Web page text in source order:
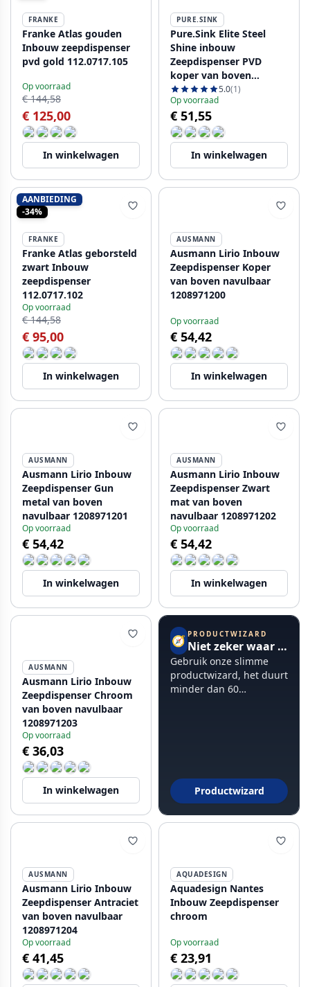
FRANKE
Franke Atlas gouden
Inbouw zeepdispenser
pvd gold 112.0717.105
Op voorraad
€ 144,58
€ 125,00
In winkelwagen
PURE.SINK
Pure.Sink Elite Steel
Shine inbouw
Zeepdispenser PVD
koper van boven
navulbaar PS9010-62
5.0(1)
Op voorraad
€ 51,55
In winkelwagen
AANBIEDING
-34%
FRANKE
Franke Atlas geborsteld
zwart Inbouw
zeepdispenser
112.0717.102
Op voorraad
€ 144,58
€ 95,00
In winkelwagen
AUSMANN
Ausmann Lirio Inbouw
Zeepdispenser Koper
van boven navulbaar
1208971200
Op voorraad
€ 54,42
In winkelwagen
AUSMANN
Ausmann Lirio Inbouw
Zeepdispenser Gun
metal van boven
navulbaar 1208971201
Op voorraad
€ 54,42
In winkelwagen
AUSMANN
Ausmann Lirio Inbouw
Zeepdispenser Zwart
mat van boven
navulbaar 1208971202
Op voorraad
€ 54,42
In winkelwagen
AUSMANN
Ausmann Lirio Inbouw
Zeepdispenser Chroom
van boven navulbaar
1208971203
Op voorraad
€ 36,03
In winkelwagen
🧭 PRODUCTWIZARD
Niet zeker waar te beginnen?
Gebruik onze slimme
productwizard, het duurt
minder dan 60
Productwizard
AUSMANN
Ausmann Lirio Inbouw
Zeepdispenser Antraciet
van boven navulbaar
1208971204
Op voorraad
€ 41,45
AQUADESIGN
Aquadesign Nantes
Inbouw Zeepdispenser
chroom
Op voorraad
€ 23,91